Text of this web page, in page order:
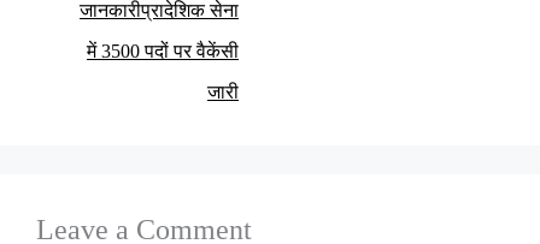
जानकारीप्रादेशिक सेना
में 3500 पदों पर वैकेंसी
जारी
Leave a Comment